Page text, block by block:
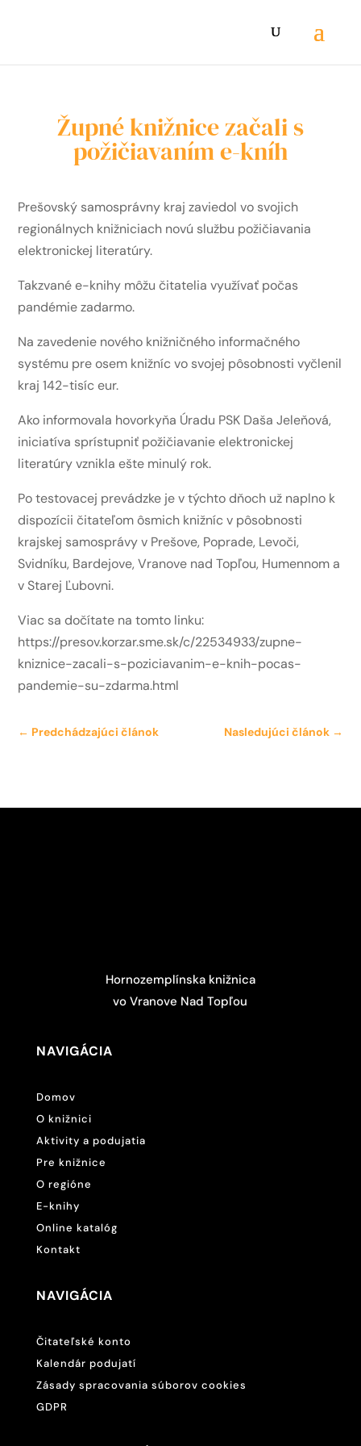
Župné knižnice začali s
požičiavaním e-kníh
Prešovský samosprávny kraj zaviedol vo svojich
regionálnych knižniciach novú službu požičiavania
elektronickej literatúry.
Takzvané e-knihy môžu čitatelia využívať počas
pandémie zadarmo.
Na zavedenie nového knižničného informačného
systému pre osem knižníc vo svojej pôsobnosti vyčlenil
kraj 142-tisíc eur.
Ako informovala hovorkyňa Úradu PSK Daša Jeleňová,
iniciatíva sprístupniť požičiavanie elektronickej
literatúry vznikla ešte minulý rok.
Po testovacej prevádzke je v týchto dňoch už naplno k
dispozícii čitateľom ôsmich knižníc v pôsobnosti
krajskej samosprávy v Prešove, Poprade, Levoči,
Svidníku, Bardejove, Vranove nad Topľou, Humennom a
v Starej Ľubovni.
Viac sa dočítate na tomto linku:
https://presov.korzar.sme.sk/c/22534933/zupne-
kniznice-zacali-s-poziciavanim-e-knih-pocas-
pandemie-su-zdarma.html
← Predchádzajúci článok Nasledujúci článok→
Hornozemplínska knižnica
vo Vranove Nad Topľou
NAVIGÁCIA
Domov
O knižnici
Aktivity a podujatia
Pre knižnice
O regióne
E-knihy
Online katalóg
Kontakt
NAVIGÁCIA
Čitateľské konto
Kalendár podujatí
Zásady spracovania súborov cookies
GDPR